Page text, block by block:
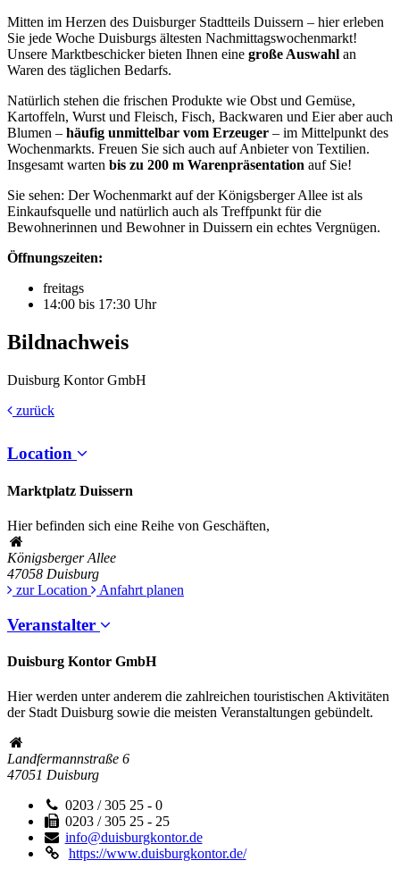
Mitten im Herzen des Duisburger Stadtteils Duissern – hier erleben
Sie jede Woche Duisburgs ältesten Nachmittagswochenmarkt!
Unsere Marktbeschicker bieten Ihnen eine große Auswahl an
Waren des täglichen Bedarfs.
Natürlich stehen die frischen Produkte wie Obst und Gemüse,
Kartoffeln, Wurst und Fleisch, Fisch, Backwaren und Eier aber auch
Blumen – häufig unmittelbar vom Erzeuger – im Mittelpunkt des
Wochenmarkts. Freuen Sie sich auch auf Anbieter von Textilien.
Insgesamt warten bis zu 200 m Warenpräsentation auf Sie!
Sie sehen: Der Wochenmarkt auf der Königsberger Allee ist als
Einkaufsquelle und natürlich auch als Treffpunkt für die
Bewohnerinnen und Bewohner in Duissern ein echtes Vergnügen.
Öffnungszeiten:
freitags
14:00 bis 17:30 Uhr
Bildnachweis
Duisburg Kontor GmbH
zurück
Location
Marktplatz Duissern
Hier befinden sich eine Reihe von Geschäften,
Königsberger Allee
47058 Duisburg
zur Location
Anfahrt planen
Veranstalter
Duisburg Kontor GmbH
Hier werden unter anderem die zahlreichen touristischen Aktivitäten
der Stadt Duisburg sowie die meisten Veranstaltungen gebündelt.
Landfermannstraße 6
47051 Duisburg
0203 / 305 25 - 0
0203 / 305 25 - 25
info@duisburgkontor.de
https://www.duisburgkontor.de/